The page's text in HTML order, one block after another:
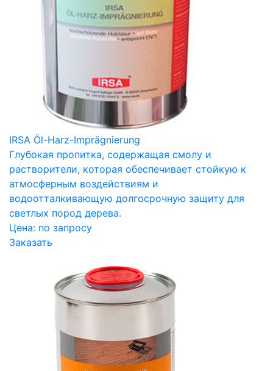
IRSA Öl-Harz-Imprägnierung
Глубокая пропитка, содержащая смолу и
растворители, которая обеспечивает стойкую к
атмосферным воздействиям и
водоотталкивающую долгосрочную защиту для
светлых пород дерева.
Цена: по запросу
Заказать